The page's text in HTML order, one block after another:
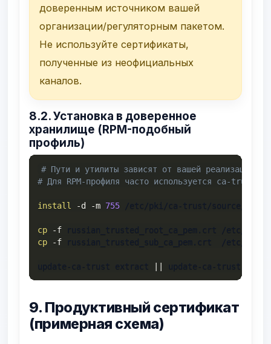
доверенным источником вашей
организации/регуляторным пакетом.
Не используйте сертификаты,
полученные из неофициальных
каналов.
8.2. Установка в доверенное
хранилище (RPM-подобный
профиль)
# Пути и утилиты зависят от вашей реализации
# Для RPM-профиля часто используется ca-trust
install -d -m 755
cp
-f
cp
-f
||
9. Продуктивный сертификат
(примерная схема)